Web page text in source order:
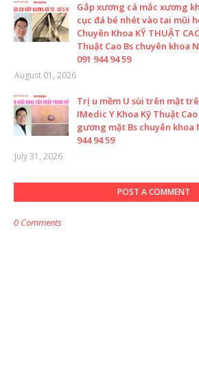
Gắp xương cá mắc xương
cục đá bé nhét vào tai mũi
Chuyên Khoa KỸ THUẬT
Thuật Cao Bs chuyên khoa
091 944 94 59
August 01, 2026
Trị u mềm U sùi trên mặt
IMedic Y Khoa Kỹ Thuật
gương mặt Bs chuyên khoa
944 94 59
July 31, 2026
POST A COMMENT
0 Comments